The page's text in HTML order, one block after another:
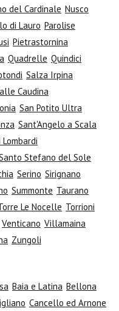
del Cardinale Nusco
di Lauro Parolise
Pietrastornina
Quadrelle Quindici
Salza Irpina
Caudina
San Potito Ultra
Sant'Angelo a Scala
Stefano del Sole
Serino Sirignano
Summonte Taurano
Le Nocelle Torrioni
Venticano Villamaina
Zungoli
Baia e Latina Bellona
Cancello ed Arnone